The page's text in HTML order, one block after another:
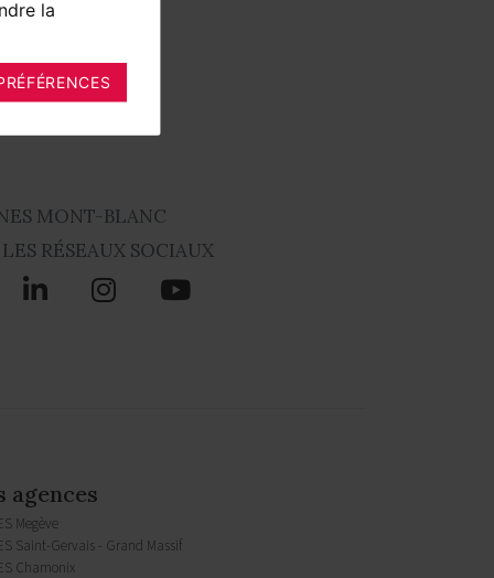
la
MONT-BLANC
LES RÉSEAUX SOCIAUX
agences
Megève
Saint-Gervais - Grand Massif
Chamonix